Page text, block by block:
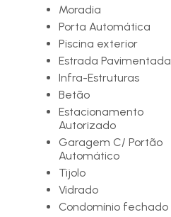
Moradia
Porta Automática
Piscina exterior
Estrada Pavimentada
Infra-Estruturas
Betão
Estacionamento
Autorizado
Garagem C/ Portão
Automático
Tijolo
Vidrado
Condomínio fechado